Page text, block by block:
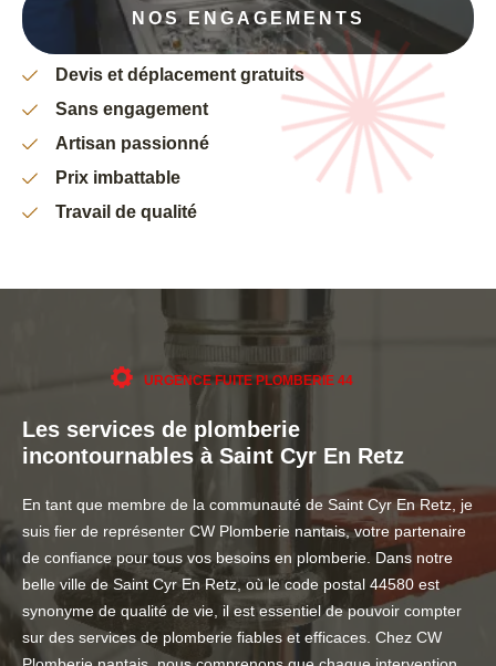
NOS ENGAGEMENTS
Devis et déplacement gratuits
Sans engagement
Artisan passionné
Prix imbattable
Travail de qualité
URGENCE FUITE PLOMBERIE 44
Les services de plomberie
incontournables à Saint Cyr En Retz
En tant que membre de la communauté de Saint Cyr En Retz, je
suis fier de représenter CW Plomberie nantais, votre partenaire
de confiance pour tous vos besoins en plomberie. Dans notre
belle ville de Saint Cyr En Retz, où le code postal 44580 est
synonyme de qualité de vie, il est essentiel de pouvoir compter
sur des services de plomberie fiables et efficaces. Chez CW